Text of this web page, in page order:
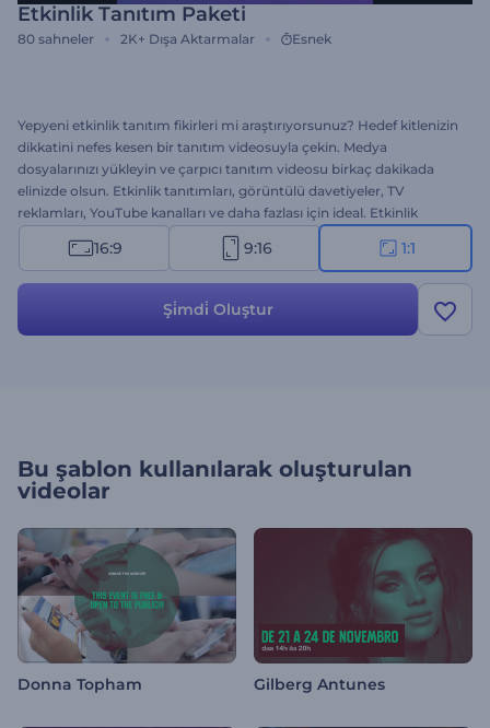
Etkinlik Tanıtım Paketi
80 sahneler 2K+ Dışa Aktarmalar Esnek
Yepyeni etkinlik tanıtım fikirleri mi araştırıyorsunuz? Hedef kitlenizin
dikkatini nefes kesen bir tanıtım videosuyla çekin. Medya
dosyalarınızı yükleyin ve çarpıcı tanıtım videosu birkaç dakikada
elinizde olsun. Etkinlik tanıtımları, görüntülü davetiyeler, TV
reklamları, YouTube kanalları ve daha fazlası için ideal. Etkinlik
Tanıtım Paketinin yardımıyla, etkinliğinizin başarısını garanti altına
alın. Hemen şimdi ve ücretsiz olarak deneyin!
16:9 9:16 1:1
Şi̇mdi̇ Oluştur
Bu şablon kullanılarak oluşturulan
videolar
Donna Topham Gilberg Antunes